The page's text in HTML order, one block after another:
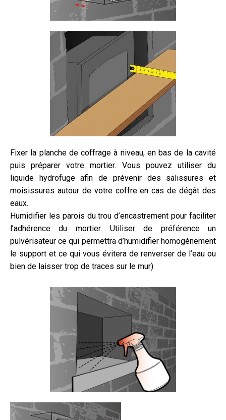
Fixer la planche de coffrage à niveau, en bas de la cavité
puis préparer votre mortier. Vous pouvez utiliser du
liquide hydrofuge afin de prévenir des salissures et
moisissures autour de votre coffre en cas de dégât des
eaux.
Humidifier les parois du trou d’encastrement pour faciliter
l’adhérence du mortier. Utiliser de préférence un
pulvérisateur ce qui permettra d’humidifier homogènement
le support et ce qui vous évitera de renverser de l’eau ou
bien de laisser trop de traces sur le mur)